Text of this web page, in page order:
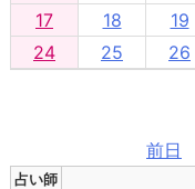
17
18 19
24
25 26
前日
占い師